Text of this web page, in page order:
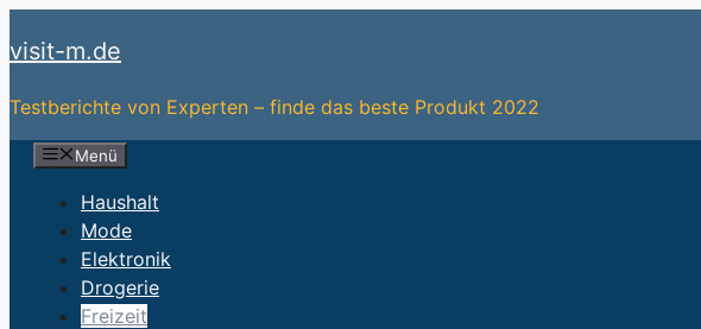
Inhalt
visit-m.de
Testberichte von Experten – finde das beste Produkt 2022
Menü
Haushalt
Mode
Elektronik
Drogerie
Freizeit